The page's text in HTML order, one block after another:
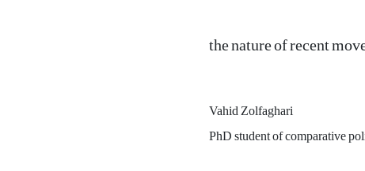
the nature of recent
Vahid Zolfaghari
PhD student of comparative